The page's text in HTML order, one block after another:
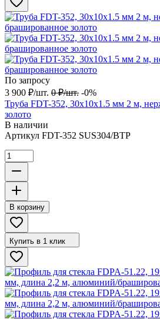
По запросу
3 900 ₽/шт. 0 ₽/шт. -0%
Труба FDT-352, 30х10х1.5 мм 2 м,
золото
В наличии
Артикул FDT-352 SUS304/BTP
В корзину
Купить в 1 клик